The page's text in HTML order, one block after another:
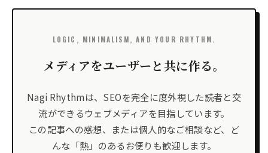
LOGIC, MINIMALISM, AND YOUR RHYTHM.
メディアをユーザーと共に作る。
Nagi Rhythmは、SEOを完全に度外視した読者と交
流ができるウェブメディアを目指しています。
この記事への感想、または個人的なご相談など、ど
んな「熱」のあるお便りも歓迎します。